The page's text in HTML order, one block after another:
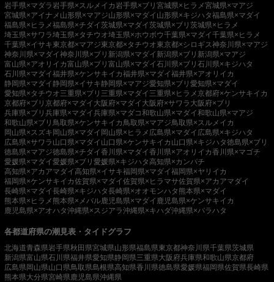
岩手県×マダラ 岩手県×スルメイカ 岩手県×ブリ 宮城県×ヒラメ宮城県×マアジ
宮城県×アイナメ 山形県×マアジ山形県×マダイ 山形県×キジハタ福島県×マダイ
福島県×ヒラメ福島県×チダイ茨城県×マダイ茨城県×ブリ 茨城県×ヒラメ
埼玉県×サワラ埼玉県×タチウオ埼玉県×ホウボウ千葉県×マダイ千葉県×ヒラメ
千葉県×イサキ東京都×マアジ東京都×タチウオ東京都×シロギス神奈川県×マアジ
神奈川県×マダイ神奈川県×ブリ 新潟県×マダイ 新潟県×ブリ 新潟県×マアジ
富山県×アオリイカ富山県×ブリ 富山県×マダイ石川県×ブリ 石川県×キジハタ
石川県×マダイ福井県×ケンサキイカ福井県×マダイ福井県×アオリイカ
静岡県×マダイ静岡県×イサキ静岡県×マアジ愛知県×ブリ 愛知県×マダイ
愛知県×タチウオ三重県×ブリ 三重県×マダイ 三重県×ヒラメ京都府×ケンサキイカ
京都府×ブリ 京都府×マダイ 大阪府×マダイ 大阪府×サワラ 大阪府×ブリ
兵庫県×ブリ 兵庫県×マダイ兵庫県×マダコ和歌山県×マダイ和歌山県×マアジ
和歌山県×ブリ 鳥取県×ケンサキイカ 鳥取県×マアジ鳥取県×スルメイカ
岡山県×スズキ岡山県×マダイ 岡山県×ヒラメ 広島県×マダイ 広島県×キジハタ
広島県×サワラ 山口県×マダイ 山口県×ケンサキイカ 山口県×キジハタ徳島県×ブリ
徳島県×マアジ徳島県×チダイ香川県×マダイ香川県×アオリイカ香川県×マゴチ
愛媛県×マダイ愛媛県×ブリ 愛媛県×キジハタ高知県×カンパチ
高知県×アカアマダイ高知県×イサキ福岡県×マダイ福岡県×ヤリイカ
福岡県×ケンサキイカ佐賀県×マダイ佐賀県×ヒラマサ佐賀県×アカアマダイ
長崎県×マダイ長崎県×キジハタ長崎県×オオモンハタ 熊本県×マダイ
熊本県×ヒラメ 熊本県×メバル鹿児島県×マダイ 鹿児島県×ケンサキイカ
鹿児島県×アオハタ沖縄県×スジアラ沖縄県×キハダ沖縄県×バラハタ
各都道府県の潮見表・タイドグラフ
北海道青森県岩手県秋田県宮城県山形県福島県東京都神奈川県千葉県茨城県
新潟県富山県石川県福井県愛知県静岡県三重県大阪府兵庫県和歌山県京都府
広島県岡山県山口県鳥取県島根県高知県香川県徳島県愛媛県福岡県佐賀県長崎県
熊本県大分県宮崎県 鹿児島県沖縄県